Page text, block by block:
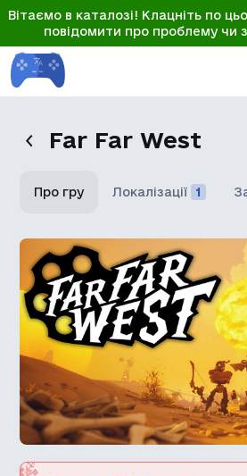
Вітаємо в каталозі! Клацніть по
повідомити про проблему чи
Far Far West
Про гру Локалізації 1